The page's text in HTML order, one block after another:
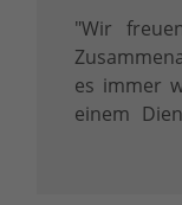
"Wir
es immer
einem